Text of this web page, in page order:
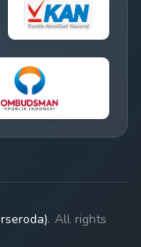
. All rights